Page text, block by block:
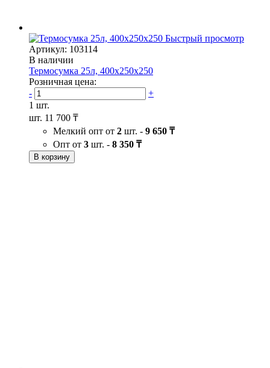
Быстрый просмотр
Артикул: 103114
В наличии
Термосумка 25л, 400х250х250
Розничная цена:
-
+
1 шт.
шт. 11 700 ₸
Мелкий опт от 2 шт. - 9 650 ₸
Опт от 3 шт. - 8 350 ₸
В корзину